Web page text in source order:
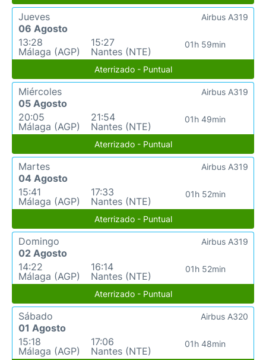
Jueves
06 Agosto
13:28
Málaga (AGP)
15:27
Nantes (NTE)
01h 59min
Airbus A319
Aterrizado - Puntual
Miércoles
05 Agosto
20:05
Málaga (AGP)
21:54
Nantes (NTE)
01h 49min
Airbus A319
Aterrizado - Puntual
Martes
04 Agosto
15:41
Málaga (AGP)
17:33
Nantes (NTE)
01h 52min
Airbus A319
Aterrizado - Puntual
Domingo
02 Agosto
14:22
Málaga (AGP)
16:14
Nantes (NTE)
01h 52min
Airbus A319
Aterrizado - Puntual
Sábado
01 Agosto
15:18
Málaga (AGP)
17:06
Nantes (NTE)
01h 48min
Airbus A320